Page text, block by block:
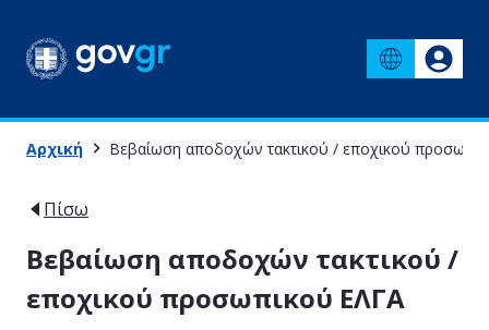
Αρχική Βεβαίωση αποδοχών τακτικού / εποχικού
Πίσω
Βεβαίωση αποδοχών τακτικού /
εποχικού προσωπικού ΕΛΓΑ